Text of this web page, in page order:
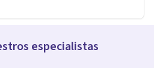
utilizando caras de
especialistas